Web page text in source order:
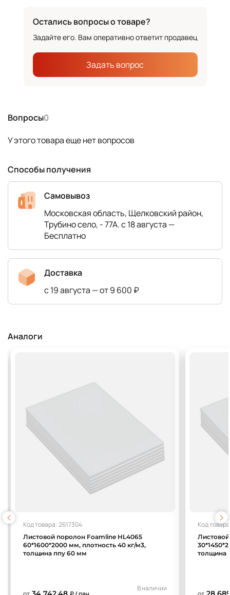
Вопросы0
У этого товара еще нет вопросов
Способы получения
Самовывоз
Московская область, Щелковский район,
Трубино село, - 77А. с 18 августа —
Бесплатно
Доставка
с 19 августа — от 9 600 ₽
Остались вопросы о товаре?
Задайте его. Вам оперативно ответит продавец
Задать вопрос
Аналоги
Код товара: 2617304
Листовой поролон Foamline HL4065
60*1600*2000 мм, плотность 40 кг/м3,
толщина ппу 60 мм
В наличии
Код
толщина